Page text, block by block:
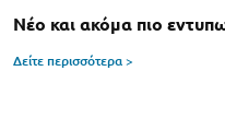
Νέο και ακόμα πιο
Δείτε περισσότερα >